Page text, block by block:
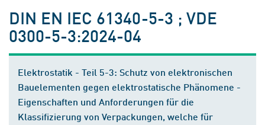
DIN EN IEC 61340-5-3 ; VDE
0300-5-3:2024-04
Elektrostatik - Teil 5-3: Schutz von elektronischen
Bauelementen gegen elektrostatische Phänomene -
Eigenschaften und Anforderungen für die
Klassifizierung von Verpackungen, welche für